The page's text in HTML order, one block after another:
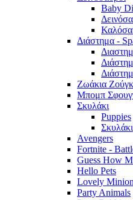
Baby
Διάστημα -
Ζωάκια
Μπομπ
Σκυλάκι
Puppies
Σκυλάκι
Avengers
Fortnite -
Guess How
Hello Pets
Lovely
Party Animals